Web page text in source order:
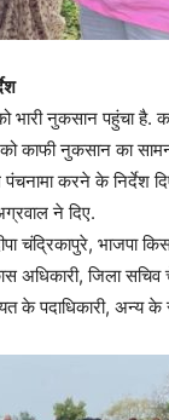
नुकसान पहुंचा है.
काफी नुकसान का
करने के निर्देश
ने दिए.
चंद्रिकापुरे, भाजपा
अधिकारी, जिला
के पदाधिकारी,